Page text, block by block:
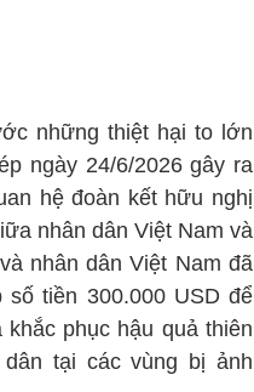
những thiệt hại to lớn
ngày 24/6/2026 gây ra
hệ đoàn kết hữu nghị
nhân dân Việt Nam và
nhân dân Việt Nam đã
tiền 300.000 USD để
phục hậu quả thiên
tại các vùng bị ảnh